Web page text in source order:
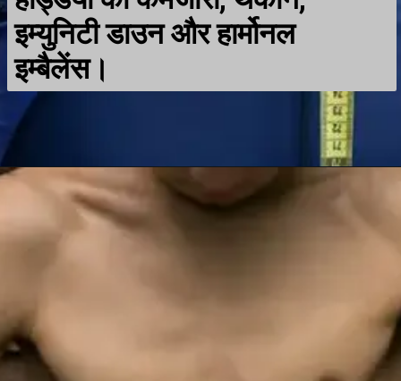
इम्युनिटी डाउन और हार्मोनल
इम्बैलेंस।